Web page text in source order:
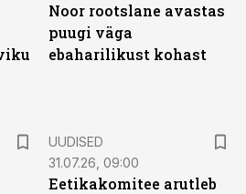
Noor rootslane avastas
puugi väga
ebaharilikust kohast
UUDISED
31.07.26, 09:00
Eetikakomitee arutleb